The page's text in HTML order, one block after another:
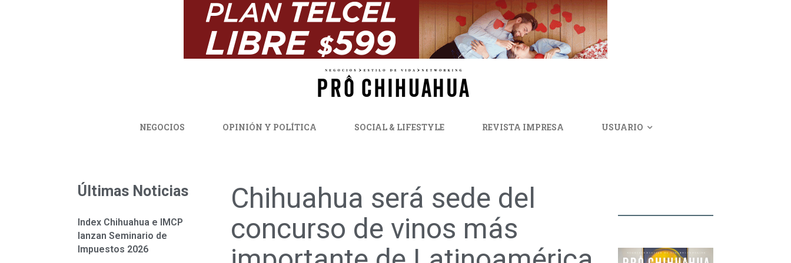
NEGOCIOS OPINIÓN Y POLÍTICA SOCIAL & LIFESTYLE REVISTA IMPRESA USUARIO
Últimas Noticias
Index Chihuahua e IMCP
lanzan Seminario de
Impuestos 2026
Chihuahua será sede del
concurso de vinos más